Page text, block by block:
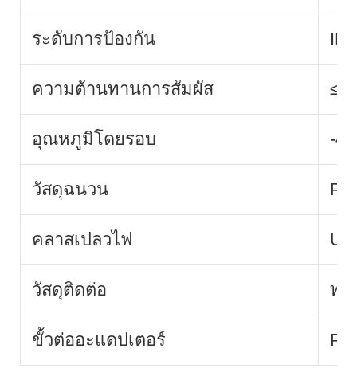
ระดับการป้องกัน
ความต้านทานการสัมผัส
อุณหภูมิโดยรอบ -
วัสดุฉนวน
คลาสเปลวไฟ
วัสดุติดต่อ ทอ
ขั้วต่ออะแดปเตอร์